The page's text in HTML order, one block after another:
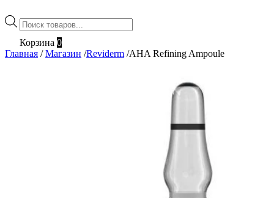
Поиск
товаров
Корзина 0
Главная / Магазин /Reviderm /AHA Refining Ampoule